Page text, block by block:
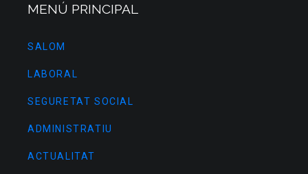
MENÚ PRINCIPAL
SALOM
LABORAL
SEGURETAT SOCIAL
ADMINISTRATIU
ACTUALITAT